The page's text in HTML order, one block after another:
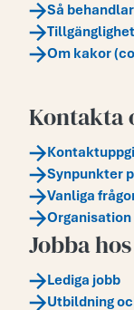
Så
Om kakor
Kontakta
Synpunkter
Vanliga
Organisation
Jobba
Lediga jobb
Utbildning